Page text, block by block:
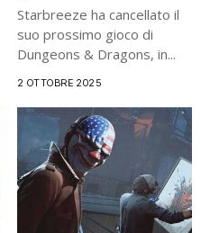
Starbreeze ha cancellato il
suo prossimo gioco di
Dungeons & Dragons, in...
2 OTTOBRE 2025